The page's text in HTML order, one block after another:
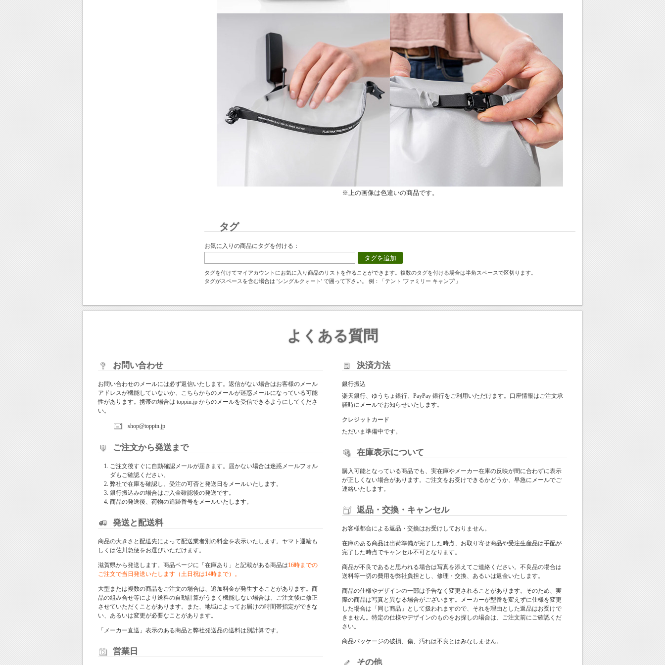
※上の画像は色違いの商品です。
タグ
お気に入りの商品にタグを付ける：
タグを追加
タグを付けてマイアカウントにお気に入り商品のリストを作ることができます。複数のタグを付ける場合は半角スペースで区切ります。
タグがスペースを含む場合は 'シングルクォート' で囲って下さい。 例：「テント 'ファミリー キャンプ'」
よくある質問
お問い合わせ
お問い合わせのメールには必ず返信いたします。返信がない場合はお客様のメール
アドレスが機能していないか、こちらからのメールが迷惑メールになっている可能
性があります。携帯の場合は toppin.jp からのメールを受信できるようにしてくださ
い。
shop@toppin.jp
ご注文から発送まで
ご注文後すぐに自動確認メールが届きます。届かない場合は迷惑メールフォル
ダもご確認ください。
弊社で在庫を確認し、受注の可否と発送日をメールいたします。
銀行振込みの場合はご入金確認後の発送です。
商品の発送後、荷物の追跡番号をメールいたします。
発送と配送料
商品の大きさと配送先によって配送業者別の料金を表示いたします。ヤマト運輸も
しくは佐川急便をお選びいただけます。
滋賀県から発送します。商品ページに「在庫あり」と記載がある商品は16時までの
ご注文で当日発送いたします（土日祝は14時まで）。
大型または複数の商品をご注文の場合は、追加料金が発生することがあります。商
品の組み合せ等により送料の自動計算がうまく機能しない場合は、ご注文後に修正
させていただくことがあります。また、地域によってお届けの時間帯指定ができな
い、あるいは変更が必要なことがあります。
「メーカー直送」表示のある商品と弊社発送品の送料は別計算です。
営業日
決済方法
銀行振込
楽天銀行、ゆうちょ銀行、PayPay 銀行をご利用いただけます。口座情報はご注文承
諾時にメールでお知らせいたします。
クレジットカード
ただいま準備中です。
在庫表示について
購入可能となっている商品でも、実在庫やメーカー在庫の反映が間に合わずに表示
が正しくない場合があります。ご注文をお受けできるかどうか、早急にメールでご
連絡いたします。
返品・交換・キャンセル
お客様都合による返品・交換はお受けしておりません。
在庫のある商品は出荷準備が完了した時点、お取り寄せ商品や受注生産品は手配が
完了した時点でキャンセル不可となります。
商品が不良であると思われる場合は写真を添えてご連絡ください。不良品の場合は
送料等一切の費用を弊社負担とし、修理・交換、あるいは返金いたします。
商品の仕様やデザインの一部は予告なく変更されることがあります。そのため、実
際の商品は写真と異なる場合がございます。メーカーが型番を変えずに仕様を変更
した場合は「同じ商品」として扱われますので、それを理由とした返品はお受けで
きません。特定の仕様やデザインのものをお探しの場合は、ご注文前にご確認くだ
さい。
商品パッケージの破損、傷、汚れは不良とはみなしません。
その他